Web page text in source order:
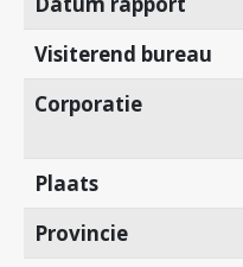
Visiterend bureau
Corporatie
Plaats
Provincie